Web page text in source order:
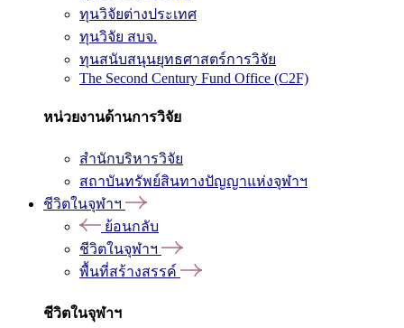
ทุนวิจัยต่างประเทศ
ทุนวิจัย สบจ.
ทุนสนับสนุนยุทธศาสตร์การวิจัย
The Second Century Fund Office (C2F)
หน่วยงานด้านการวิจัย
สำนักบริหารวิจัย
สถาบันทรัพย์สินทางปัญญาแห่งจุฬาฯ
ชีวิตในจุฬาฯ
ย้อนกลับ
ชีวิตในจุฬาฯ
พื้นที่สร้างสรรค์
ชีวิตในจุฬาฯ